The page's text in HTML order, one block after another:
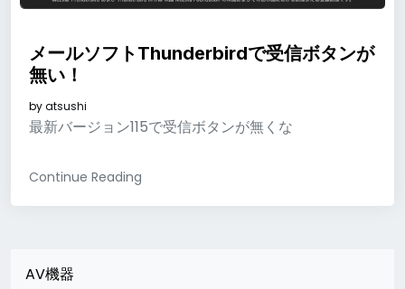
メールソフトThunderbirdで受信ボタンが
無い！
byatsushi
最新バージョン115で受信ボタンが無くな
Continue Reading
AV機器